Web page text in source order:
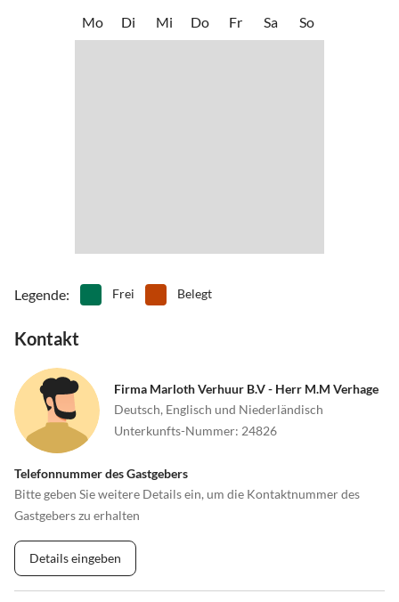
Wandern
Wassersport
Windsurfen
Vlissingen und Veere können gut erreicht werden und sind einen
Mo
Di Mi Do Fr Sa So
Legende: Frei Belegt
Kontakt
Firma Marloth Verhuur B.V - Herr M.M Verhage
Deutsch, Englisch und Niederländisch
Unterkunfts-Nummer: 24826
Telefonnummer des Gastgebers
Bitte geben Sie weitere Details ein, um die Kontaktnummer des
Gastgebers zu erhalten
Details eingeben